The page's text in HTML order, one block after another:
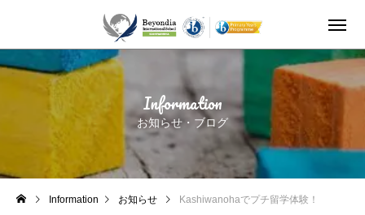
Information
お知らせ・ブログ
Information お知らせ Kashiwanohaでプチ留学体験！